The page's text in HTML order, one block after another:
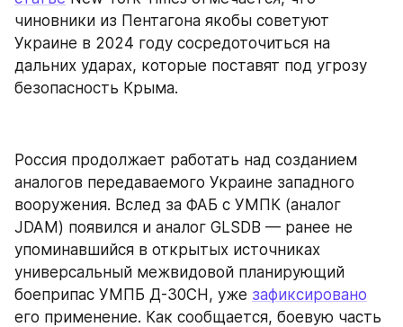
чиновники из Пентагона якобы советуют
Украине в 2024 году сосредоточиться на
дальних ударах, которые поставят под угрозу
безопасность Крыма.
Россия продолжает работать над созданием
аналогов передаваемого Украине западного
вооружения. Вслед за ФАБ с УМПК (аналог
JDAM) появился и аналог GLSDB — ранее не
упоминавшийся в открытых источниках
универсальный межвидовой планирующий
боеприпас УМПБ Д-30СН, уже зафиксировано
его применение. Как сообщается, боевую часть